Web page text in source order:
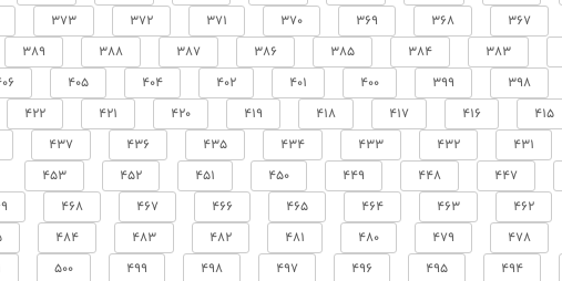
367
368
369
370
371
372
373
383
384
385
386
387
388
389
398
399
400
401
402
404
405
415
416
417
418
419
420
421
422
431
432
433
434
435
436
437
447
448
449
450
451
452
453
462
463
464
465
466
467
468
478
479
480
481
482
483
484
494
495
496
497
498
499
500